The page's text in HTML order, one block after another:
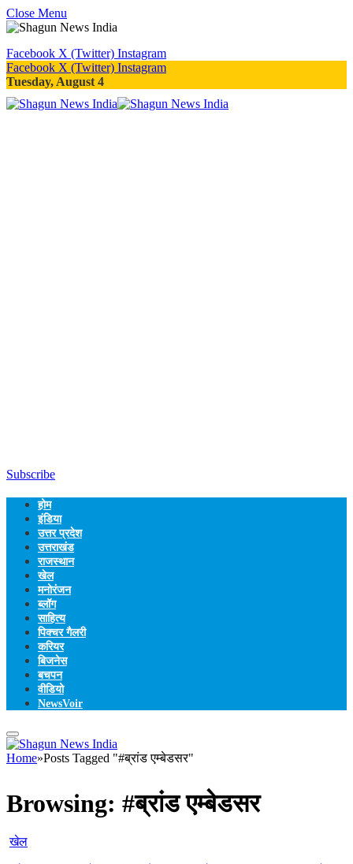
Close Menu
Facebook X (Twitter) Instagram
Facebook X (Twitter) Instagram
Tuesday, August 4
Subscribe
होम
इंडिया
उत्तर प्रदेश
उत्तराखंड
राजस्थान
खेल
मनोरंजन
ब्लॉग
साहित्य
पिक्चर गैलरी
करियर
बिजनेस
बचपन
वीडियो
NewsVoir
Home»Posts Tagged "#ब्रांड एम्बेडसर"
Browsing: #ब्रांड एम्बेडसर
खेल